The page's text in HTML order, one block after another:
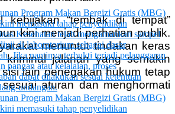
kebijakan “tembak di tempat”
kini menjadi perhatian publik.
menuntut tindakan keras
kriminal jalanan yang semakin
lain penegakan hukum tetap
aturan dan menghormati